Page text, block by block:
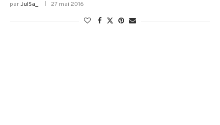
parJulSa_ 27 mai 2016